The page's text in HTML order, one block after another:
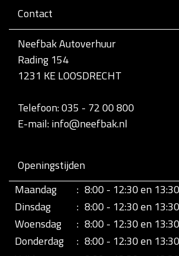
Contact
Neefbak Autoverhuur
Rading 154
1231 KE LOOSDRECHT
Telefoon: 035 - 72 00 800
E-mail: info@neefbak.nl
Openingstijden
Maandag
: 8:00 - 12:30 en
Dinsdag
: 8:00 - 12:30 en
Woensdag
: 8:00 - 12:30 en
Donderdag
: 8:00 - 12:30 en